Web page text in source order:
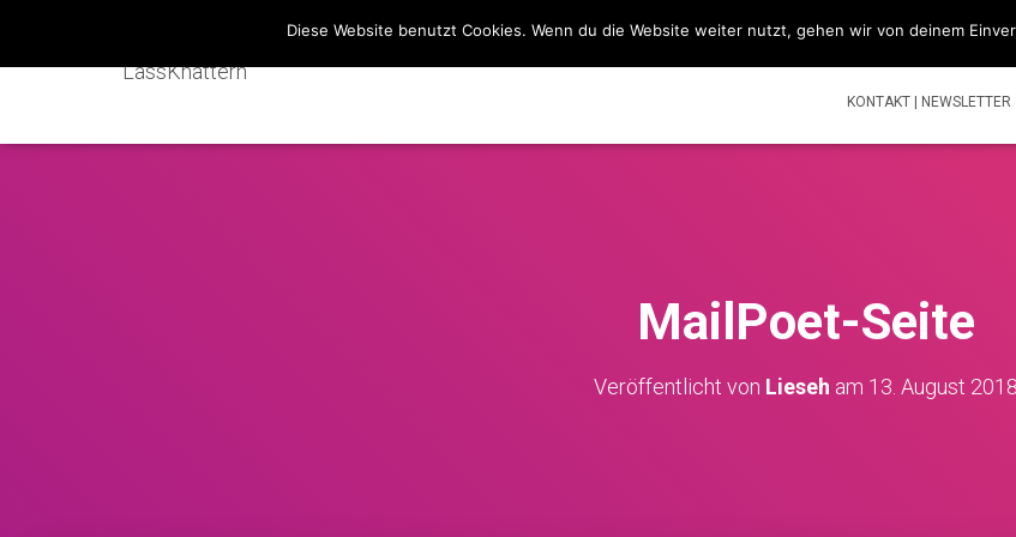
LassKnattern
SIMSONBLOG „LASS KNATTERN“ SIMSON
KONTAKT | NEWSLETTER
MailPoet-Seite
Veröffentlicht von Lieseh am 13. August 2018
Diese Website benutzt Cookies. Wenn du die Website weiter nutzt, gehen wir von deinem